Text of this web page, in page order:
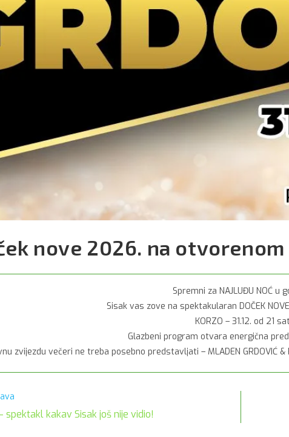
nove 2026. na
Spremni za NAJLUĐU NOĆ u
Sisak vas zove na spektakularan DOČEK
KORZO – 31.12. od 21 sat
Glazbeni program otvara energična
zvijezdu večeri ne treba posebno predstavljati – MLADEN GRDOVIĆ
kakav Sisak još nije vidio!